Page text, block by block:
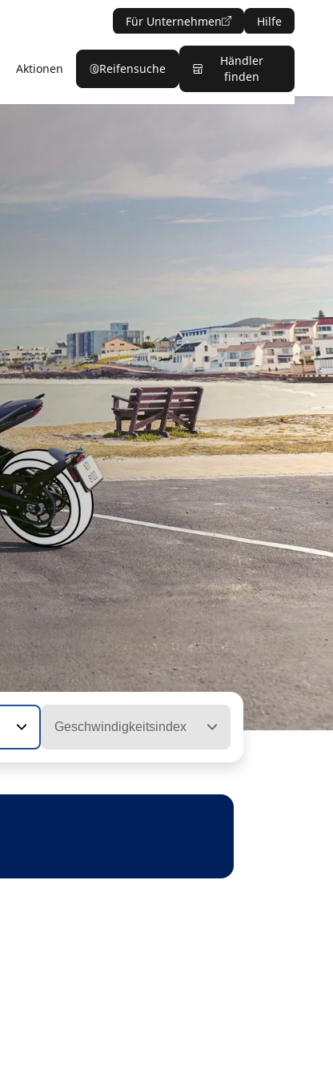
Für Unternehmen Hilfe
Aktionen Reifensuche
Händler
finden
Geschwindigkeitsindex